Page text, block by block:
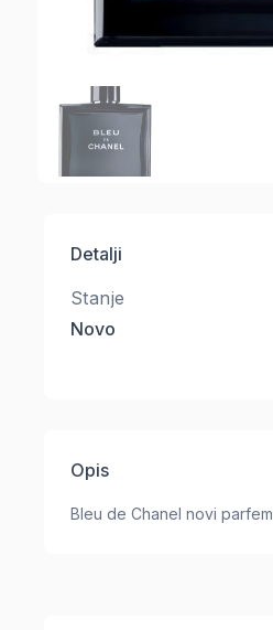
Detalji
Stanje
Novo
Opis
Bleu de Chanel novi parfem